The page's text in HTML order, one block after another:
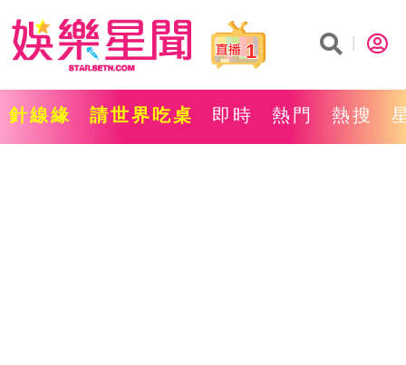
1
針線緣 請世界吃桌 即時 熱門 熱搜